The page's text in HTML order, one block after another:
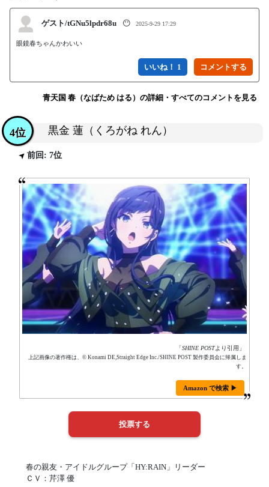
ゲスト/tGNu5lpdr68u 😶 2025-9-29 17:29
眼鏡春ちゃんかわいい
いいね！ 1
青天国 春（なばため はる）の詳細・すべてのコメントを見る
黒金 蓮（くろがね れん）
4位
前回: 7位
「SHINE POSTより引用」
上記画像の著作権は、© Konami DE,Straight Edge Inc./SHINE POST 製作委員会に帰属しま
す。
Amazon で検索 ▶
春の親友・アイドルグループ「HY:RAIN」リーダー
ＣＶ：芹澤 優